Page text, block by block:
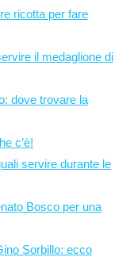
ricotta per fare
il medaglione di
dove trovare la
c’è!
servire durante le
Bosco per una
Sorbillo: ecco